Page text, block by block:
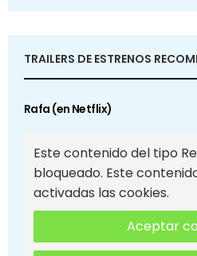
TRAILERS DE ESTRENOS
Rafa (en Netflix)
Este contenido del tipo
bloqueado. Este
activadas las cookies.
Aceptar